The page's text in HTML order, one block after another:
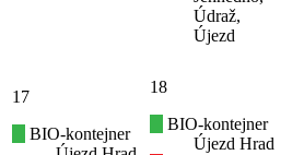
Údraž,
Újezd
17
BIO-kontejner
18
BIO-kontejner
Újezd Hrad